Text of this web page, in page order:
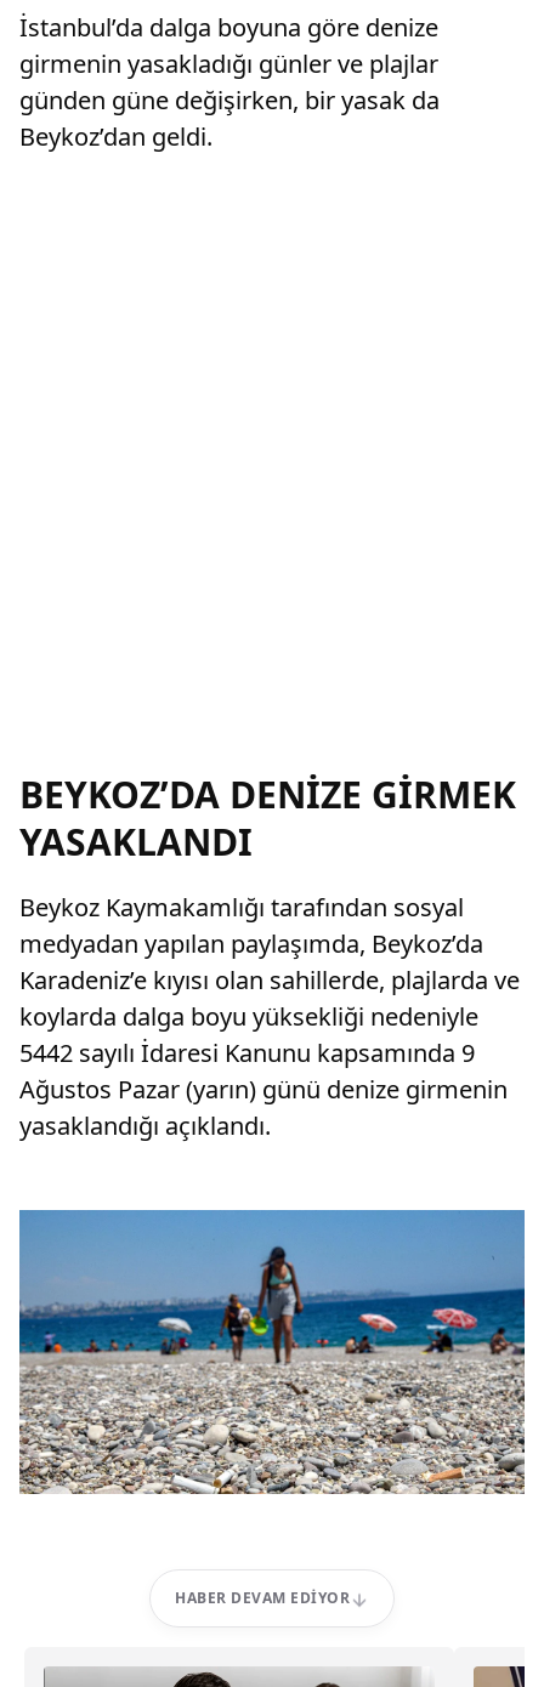
İstanbul’da dalga boyuna göre denize
girmenin yasakladığı günler ve plajlar
günden güne değişirken, bir yasak da
Beykoz’dan geldi.
BEYKOZ’DA DENİZE GİRMEK
YASAKLANDI
Beykoz Kaymakamlığı tarafından sosyal
medyadan yapılan paylaşımda, Beykoz’da
Karadeniz’e kıyısı olan sahillerde, plajlarda ve
koylarda dalga boyu yüksekliği nedeniyle
5442 sayılı İdaresi Kanunu kapsamında 9
Ağustos Pazar (yarın) günü denize girmenin
yasaklandığı açıklandı.
HABER DEVAM EDIYOR